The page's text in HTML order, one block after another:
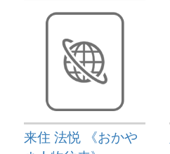
来住 法悦 《おかや